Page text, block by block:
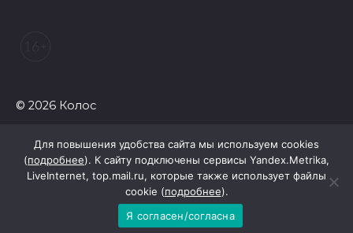
Полиция ищет вандалов,
«Освободителям Ростова»
07 августа 2026 20:12
Госавтоинспекция по
Ростовской области призвала
© 2026 Колос
Для повышения удобства сайта мы используем cookies
(подробнее). К сайту подключены сервисы Yandex.Metrika,
LiveInternet, top.mail.ru, которые также использует файлы
cookie (подробнее).
Я согласен/согласна